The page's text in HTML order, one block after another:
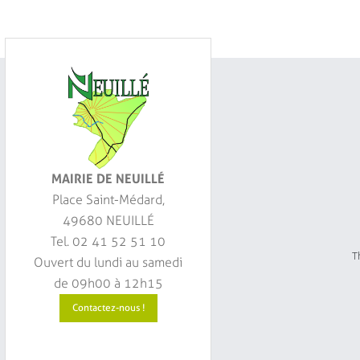
MAIRIE DE NEUILLÉ
Place Saint-Médard,
49680 NEUILLÉ
Tel. 02 41 52 51 10
Ouvert du lundi au samedi
de 09h00 à 12h15
Contactez-nous !